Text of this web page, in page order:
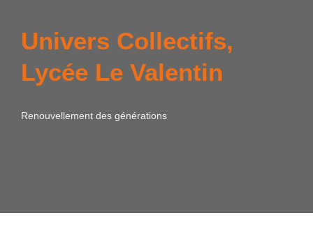
Univers Collectifs,
Lycée Le Valentin
Renouvellement des générations